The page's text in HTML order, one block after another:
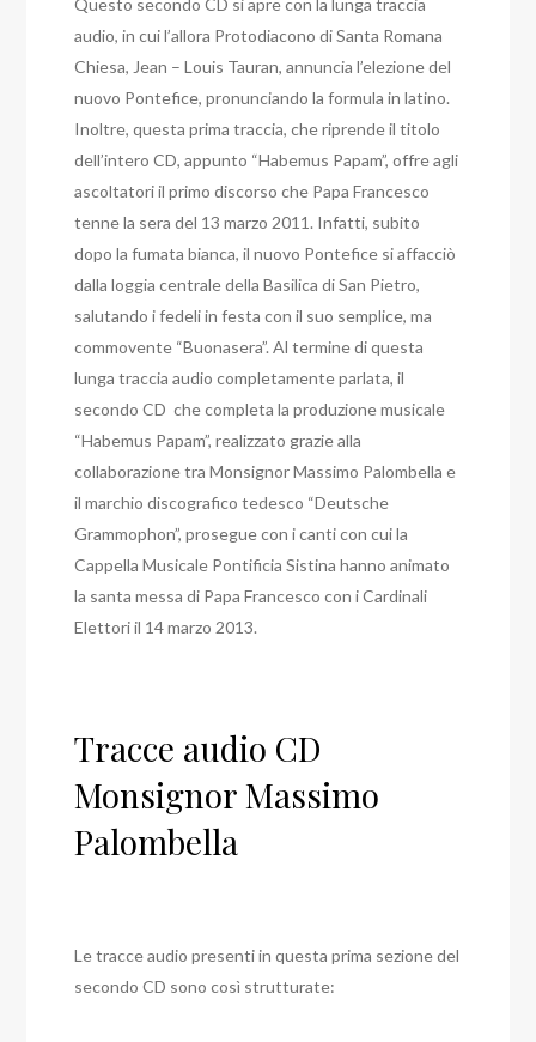
Questo secondo CD si apre con la lunga traccia
audio, in cui l’allora Protodiacono di Santa Romana
Chiesa, Jean – Louis Tauran, annuncia l’elezione del
nuovo Pontefice, pronunciando la formula in latino.
Inoltre, questa prima traccia, che riprende il titolo
dell’intero CD, appunto “Habemus Papam”, offre agli
ascoltatori il primo discorso che Papa Francesco
tenne la sera del 13 marzo 2011. Infatti, subito
dopo la fumata bianca, il nuovo Pontefice si affacciò
dalla loggia centrale della Basilica di San Pietro,
salutando i fedeli in festa con il suo semplice, ma
commovente “Buonasera”. Al termine di questa
lunga traccia audio completamente parlata, il
secondo CD che completa la produzione musicale
“Habemus Papam”, realizzato grazie alla
collaborazione tra Monsignor Massimo Palombella e
il marchio discografico tedesco “Deutsche
Grammophon”, prosegue con i canti con cui la
Cappella Musicale Pontificia Sistina hanno animato
la santa messa di Papa Francesco con i Cardinali
Elettori il 14 marzo 2013.
Tracce audio CD
Monsignor Massimo
Palombella
Le tracce audio presenti in questa prima sezione del
secondo CD sono così strutturate: